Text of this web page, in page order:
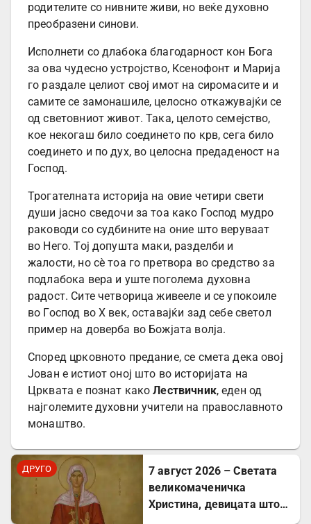
родителите со нивните живи, но веќе духовно
преобразени синови.
Исполнети со длабока благодарност кон Бога
за ова чудесно устројство, Ксенофонт и Марија
го раздале целиот свој имот на сиромасите и и
самите се замонашиле, целосно откажувајќи се
од световниот живот. Така, целото семејство,
кое некогаш било соединето по крв, сега било
соединето и по дух, во целосна предаденост на
Господ.
Трогателната историја на овие четири свети
души јасно сведочи за тоа како Господ мудро
раководи со судбините на оние што веруваат
во Него. Тој допушта маки, разделби и
жалости, но сè тоа го претвора во средство за
подлабока вера и уште поголема духовна
радост. Сите четворица живееле и се упокоиле
во Господ во X век, оставајќи зад себе светол
пример на доверба во Божјата волја.
Според црковното предание, се смета дека овој
Јован е истиот оној што во историјата на
Црквата е познат какоЛествичник, еден од
најголемите духовни учители на православното
монаштво.
ДРУГО
7 август 2026 – Светата
великомаченичка
Христина, девицата што